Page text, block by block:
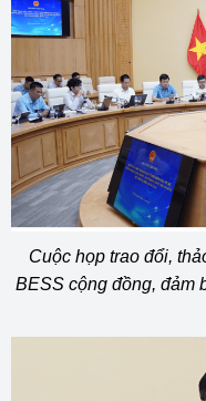
Cuộc họp trao đổi,
BESS cộng đồng, đảm